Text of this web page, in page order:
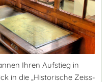
Ihren Aufstieg in
in die „Historische Zeiss-